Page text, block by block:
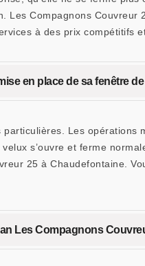
Compagnons
à des prix compétitifs
en place de sa fenêtre de
Les
s’ouvre et ferme
25 à Chaudefontaine.
Les Compagnons